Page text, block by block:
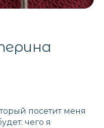
посетит меня
чего я